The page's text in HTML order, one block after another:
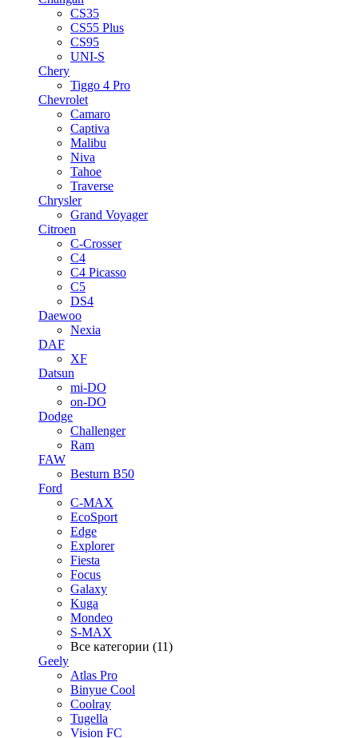
CS35
CS55 Plus
CS95
UNI-S
Chery
Tiggo 4 Pro
Chevrolet
Camaro
Captiva
Malibu
Niva
Tahoe
Traverse
Chrysler
Grand Voyager
Citroen
C-Crosser
C4
C4 Picasso
C5
DS4
Daewoo
Nexia
DAF
XF
Datsun
mi-DO
on-DO
Dodge
Challenger
Ram
FAW
Besturn B50
Ford
C-MAX
EcoSport
Edge
Explorer
Fiesta
Focus
Galaxy
Kuga
Mondeo
S-MAX
Все категории (11)
Geely
Atlas Pro
Binyue Cool
Coolray
Tugella
Vision FC